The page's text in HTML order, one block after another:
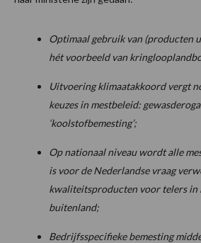
Optimaal gebruik van (producten
hét voorbeeld van
Uitvoering klimaatakkoord vergt
keuzes in mestbeleid:
‘koolstofbemesting’;
Op nationaal niveau wordt alle
is voor de Nederlandse vraag
kwaliteitsproducten voor telers in
buitenland;
Bedrijfsspecifieke bemesting